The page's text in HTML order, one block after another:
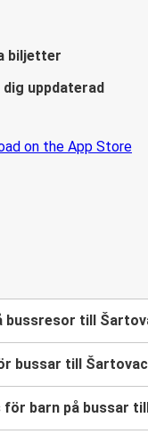
biljetter
dig uppdaterad
bussresor till
bussar till
barn på bussar